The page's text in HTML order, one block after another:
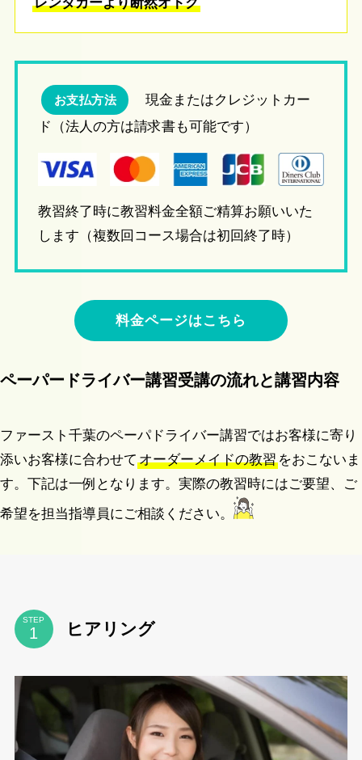
お支払方法
現金またはクレジットカー
ド（法人の方は請求書も可能です）
教習終了時に教習料金全額ご精算お願いいた
します（複数回コース場合は初回終了時）
料金ページはこちら
ペーパードライバー講習受講の流れと講習内容
ファースト千葉のペーパドライバー講習ではお客様に寄り
添いお客様に合わせて オーダーメイドの教習 をおこないま
す。下記は一例となります。実際の教習時にはご要望、ご
希望を担当指導員にご相談ください。
STEP ヒアリング